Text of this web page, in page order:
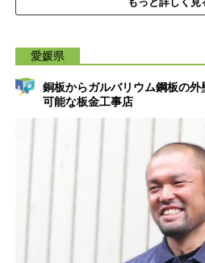
愛媛県
銅板からガルバリウム鋼板の
可能な板金工事店